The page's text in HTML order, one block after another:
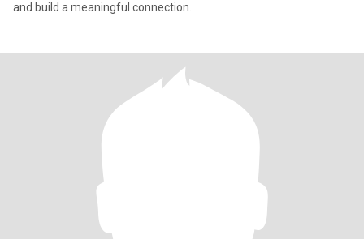
and build a meaningful connection.